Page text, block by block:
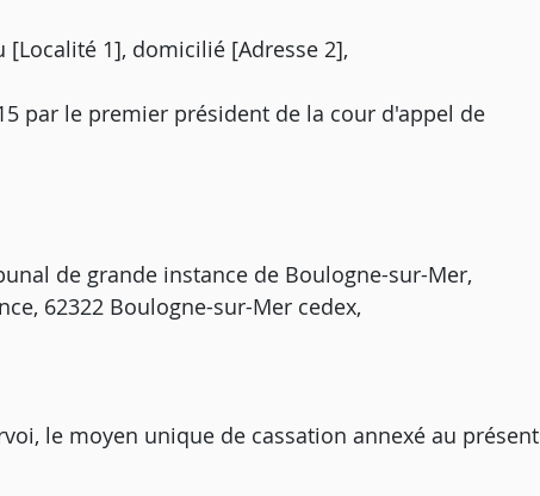
1], domicilié [Adresse 2],
par le premier président de la cour d'appel de
de grande instance de Boulogne-sur-Mer,
62322 Boulogne-sur-Mer cedex,
le moyen unique de cassation annexé au présent